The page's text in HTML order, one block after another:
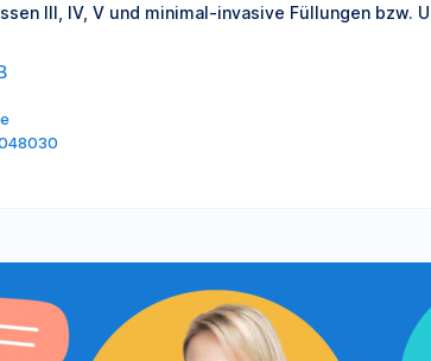
III, IV, V und minimal-invasive Füllungen bzw.